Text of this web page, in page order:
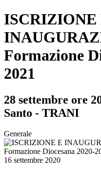
ISCRIZIONE
Formazione
2021
28 settembre ore
Santo - TRANI
Generale
16 settembre 2020